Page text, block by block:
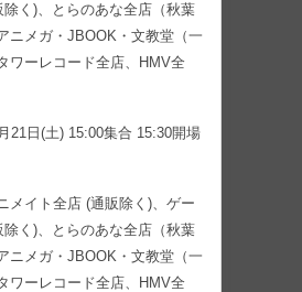
除く)、とらのあな全店（秋葉
ニメガ・JBOOK・文教堂（一
ワーレコード全店、HMV全
日(土) 15:00集合 15:30開場
メイト全店 (通販除く)、ゲー
除く)、とらのあな全店（秋葉
ニメガ・JBOOK・文教堂（一
ワーレコード全店、HMV全